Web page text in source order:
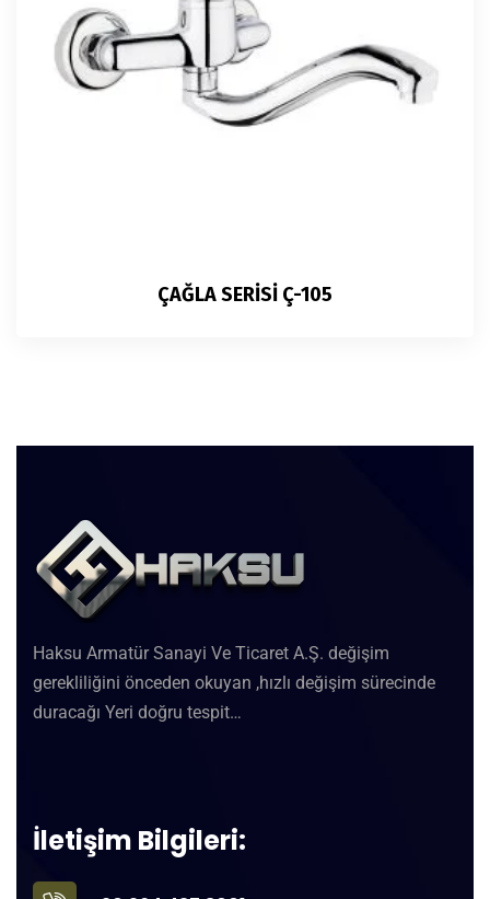
ÇAĞLA SERİSİ Ç-105
Haksu Armatür Sanayi Ve Ticaret A.Ş. değişim
gerekliliğini önceden okuyan ,hızlı değişim sürecinde
duracağı Yeri doğru tespit…
İletişim Bilgileri: